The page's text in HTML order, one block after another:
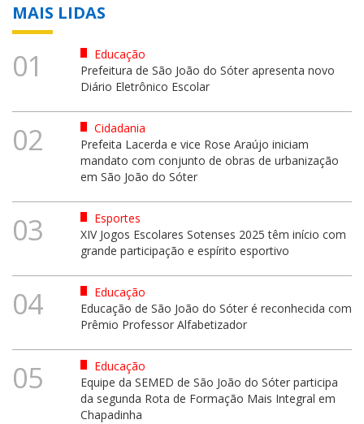
MAIS LIDAS
01
Educação
Prefeitura de São João do Sóter apresenta novo
Diário Eletrônico Escolar
02
Cidadania
Prefeita Lacerda e vice Rose Araújo iniciam
mandato com conjunto de obras de urbanização
em São João do Sóter
03
Esportes
XIV Jogos Escolares Sotenses 2025 têm início com
grande participação e espírito esportivo
04
Educação
Educação de São João do Sóter é reconhecida com
Prêmio Professor Alfabetizador
05
Educação
Equipe da SEMED de São João do Sóter participa
da segunda Rota de Formação Mais Integral em
Chapadinha